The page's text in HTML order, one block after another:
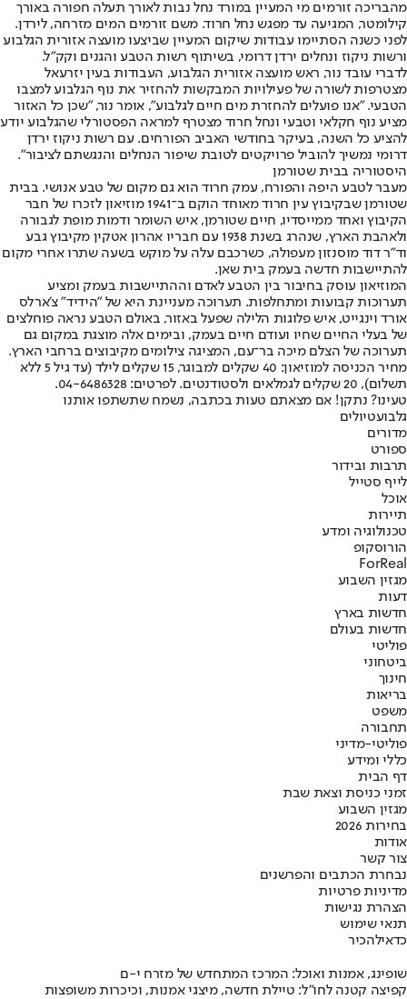
מהבריכה זורמים מי המעיין במורד נחל נבות לאורך תעלה חפורה באורך
קילומטר, המגיעה עד מפגש נחל חרוד. משם זורמים המים מזרחה, לירדן.
לפני כשנה הסתיימו עבודות שיקום המעיין שביצעו מועצה אזורית הגלבוע
ורשות ניקוז ונחלים ירדן דרומי, בשיתוף רשות הטבע והגנים וקק"ל.
לדברי עובד נור, ראש מועצה אזורית הגלבוע, העבודות בעין יזרעאל
מצטרפות לשורה של פעילויות המבקשות להחזיר את נוף הגלבוע למצבו
הטבעי. "אנו פועלים להחזרת מים חיים לגלבוע", אומר נור, "שכן כל האזור
מציע נוף חקלאי וטבעי ונחל חרוד מצטרף למראה הפסטורלי שהגלבוע יודע
להציע כל השנה, בעיקר בחודשי האביב הפורחים. עם רשות ניקוז ירדן
דרומי נמשיך להוביל פרויקטים לטובת שיפור הנחלים והנגשתם לציבור".
היסטוריה בבית שטורמן
מעבר לטבע היפה והפורח, עמק חרוד הוא גם מקום של טבע אנושי. בבית
שטורמן שבקיבוץ עין חרוד מאוחד הוקם ב־1941 מוזיאון לזכרו של חבר
הקיבוץ ואחד ממייסדיו, חיים שטורמן, איש השומר ודמות מופת לגבורה
ולאהבת הארץ, שנהרג בשנת 1938 עם חבריו אהרון אטקין מקיבוץ גבע
וד"ר דוד מוסנזון מעפולה, כשרכבם עלה על מוקש בשעה שתרו אחרי מקום
להתיישבות חדשה בעמק בית שאן.
המוזיאון עוסק בחיבור בין הטבע לאדם וההתיישבות בעמק ומציע
תערוכות קבועות ומתחלפות. תערוכה מעניינת היא של "הידיד" צ'ארלס
אורד וינגייט, איש פלוגות הלילה שפעל באזור, באולם הטבע נראה פוחלצים
של בעלי החיים שחיו ועודם חיים בעמק, ובימים אלה מוצגת במקום גם
תערוכה של הצלם מיכה בר־עם, המציגה צילומים מקיבוצים ברחבי הארץ.
מחיר הכניסה למוזיאון: 40 שקלים למבוגר, 15 שקלים לילד (עד גיל 5 ללא
תשלום), 20 שקלים לגמלאים ולסטודנטים. לפרטים: 04-6486328.
טעינו? נתקן! אם מצאתם טעות בכתבה, נשמח שתשתפו אותנו
גלבועטיולים
מדורים
ספורט
תרבות ובידור
לייף סטייל
אוכל
תיירות
טכנולוגיה ומדע
הורוסקופ
ForReal
מגזין השבוע
דעות
חדשות בארץ
חדשות בעולם
פוליטי
ביטחוני
חינוך
בריאות
משפט
תחבורה
פוליטי-מדיני
כללי ומידע
דף הבית
זמני כניסת וצאת שבת
מגזין השבוע
בחירות 2026
אודות
צור קשר
נבחרת הכתבים והפרשנים
מדיניות פרטיות
הצהרת נגישות
תנאי שימוש
כדאילהכיר
שופינג, אמנות ואוכל: המרכז המתחדש של מזרח י-ם
קפיצה קטנה לחו"ל: טיילת חדשה, מיצגי אמנות, וכיכרות משופצות